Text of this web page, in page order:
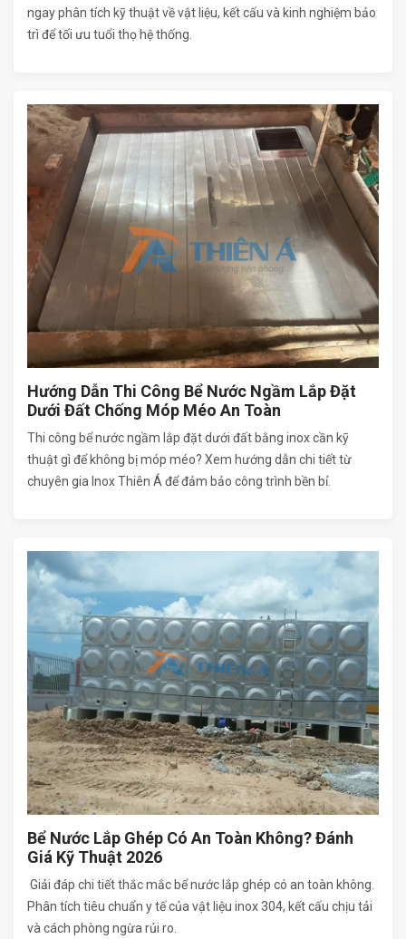
ngay phân tích kỹ thuật về vật liệu, kết cấu và kinh nghiệm bảo
trì để tối ưu tuổi thọ hệ thống.
Hướng Dẫn Thi Công Bể Nước Ngầm Lắp Đặt
Dưới Đất Chống Móp Méo An Toàn
Thi công bể nước ngầm lắp đặt dưới đất bằng inox cần kỹ
thuật gì để không bị móp méo? Xem hướng dẫn chi tiết từ
chuyên gia Inox Thiên Á để đảm bảo công trình bền bỉ.
Bể Nước Lắp Ghép Có An Toàn Không? Đánh
Giá Kỹ Thuật 2026
Giải đáp chi tiết thắc mắc bể nước lắp ghép có an toàn không.
Phân tích tiêu chuẩn y tế của vật liệu inox 304, kết cấu chịu tải
và cách phòng ngừa rủi ro.